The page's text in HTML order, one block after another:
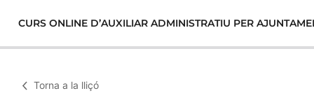
CURS ONLINE D’AUXILIAR ADMINISTRATIU PER
Torna a la lliçó